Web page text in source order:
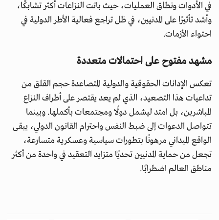
في الأدوات ونطاق العمليات، حيث باتت النزاعات أكثر تشابكًا،
وأشد تأثيرًا على المدنيين، في ظل تراجع فعالية الأطر الدولية في
احتواء الأزمات.
مشهد مفتوح على احتمالات متعددة
تعكس الإدانات الحقوقية والدولية المتصاعدة حجم القلق من
تداعيات هذا التصعيد، الذي لم يعد يقتصر على أطراف النزاع
المباشرين، بل امتد ليشمل دولًا ومجتمعات بأكملها. وبينما
تتواصل الدعوات إلى ضبط النفس واحترام القانون الدولي، يبقى
الواقع الميداني مرهونًا بتطورات سياسية وعسكرية متسارعة،
تجعل من حماية المدنيين تحديًا متزايد التعقيد في واحدة من أكثر
مناطق العالم اضطرابًا.